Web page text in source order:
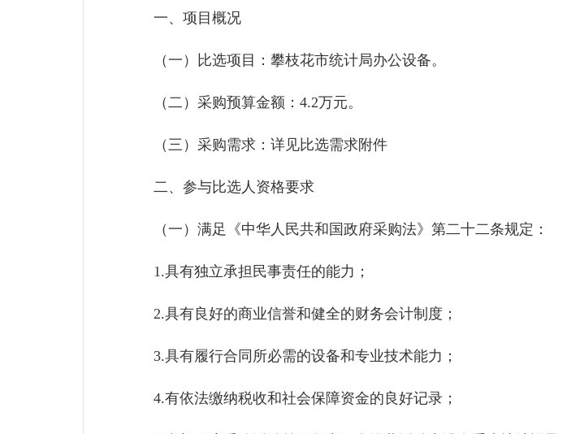
一、项目概况
（一）比选项目：攀枝花市统计局办公设备。
（二）采购预算金额：4.2万元。
（三）采购需求：详见比选需求附件
二、参与比选人资格要求
（一）满足《中华人民共和国政府采购法》第二十二条规定：
1.具有独立承担民事责任的能力；
2.具有良好的商业信誉和健全的财务会计制度；
3.具有履行合同所必需的设备和专业技术能力；
4.有依法缴纳税收和社会保障资金的良好记录；